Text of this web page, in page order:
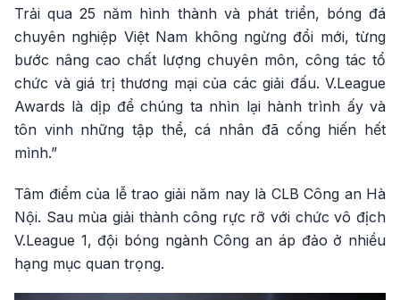
Trải qua 25 năm hình thành và phát triển, bóng đá
chuyên nghiệp Việt Nam không ngừng đổi mới, từng
bước nâng cao chất lượng chuyên môn, công tác tổ
chức và giá trị thương mại của các giải đấu. V.League
Awards là dịp để chúng ta nhìn lại hành trình ấy và
tôn vinh những tập thể, cá nhân đã cống hiến hết
mình.”
Tâm điểm của lễ trao giải năm nay là CLB Công an Hà
Nội. Sau mùa giải thành công rực rỡ với chức vô địch
V.League 1, đội bóng ngành Công an áp đảo ở nhiều
hạng mục quan trọng.